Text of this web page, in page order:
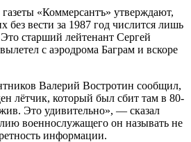
«Коммерсантъ» утверждают,
без вести за 1987 год числится лишь
старший лейтенант Сергей
с аэродрома Баграм и вскоре
Валерий Востротин сообщил,
лётчик, который был сбит там в 80-
Это удивительно», — сказал
военнослужащего он называть не
информации.